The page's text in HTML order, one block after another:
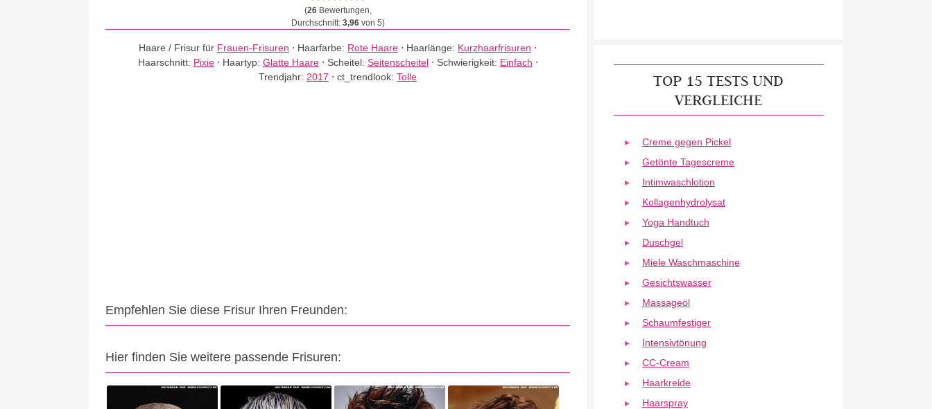
(26Bewertungen,
Durchschnitt: 3,96von 5)
Haare / Frisur für Frauen-Frisuren ⋅ Haarfarbe: Rote Haare ⋅ Haarlänge: Kurzhaarfrisuren ⋅
Haarschnitt: Pixie⋅ Haartyp: Glatte Haare⋅ Scheitel: Seitenscheitel⋅ Schwierigkeit: Einfach ⋅
Trendjahr: 2017 ⋅ct_trendlook:Tolle
Empfehlen Sie diese Frisur Ihren Freunden:
Hier finden Sie weitere passende Frisuren:
TOP 15 TESTS UND
VERGLEICHE
Creme gegen Pickel
Getönte Tagescreme
Intimwaschlotion
Kollagenhydrolysat
Yoga Handtuch
Duschgel
Miele Waschmaschine
Gesichtswasser
Massageöl
Schaumfestiger
Intensivtönung
CC-Cream
Haarkreide
Haarspray